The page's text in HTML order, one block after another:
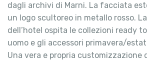
dagli archivi di Marni. La facciata
un logo scultoreo in metallo rosso.
dell’hotel ospita le collezioni ready
uomo e gli accessori primavera/
Una vera e propria customizzazione